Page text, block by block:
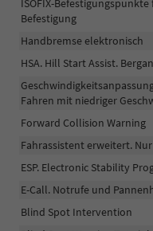
ISOFIX-
Befestigung
Handbremse elektronisch
HSA. Hill Start Assist.
Fahren mit niedriger
Forward Collision Warning
Fahrassistent erweitert.
ESP. Electronic Stability
E-Call. Notrufe und
Blind Spot Intervention